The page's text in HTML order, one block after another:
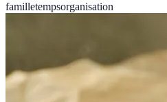
familletempsorganisation